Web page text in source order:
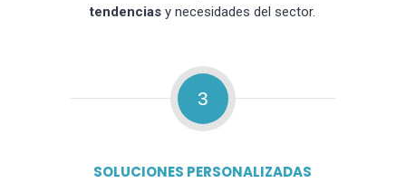
tendencias y necesidades del sector.
3
SOLUCIONES PERSONALIZADAS